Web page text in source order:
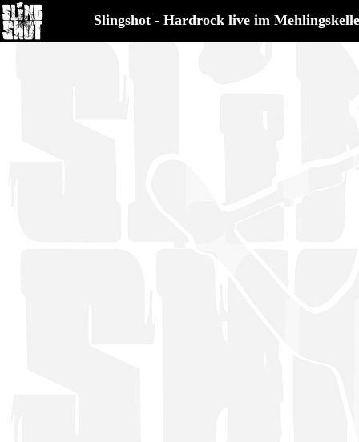
Slingshot - Hardrock live im